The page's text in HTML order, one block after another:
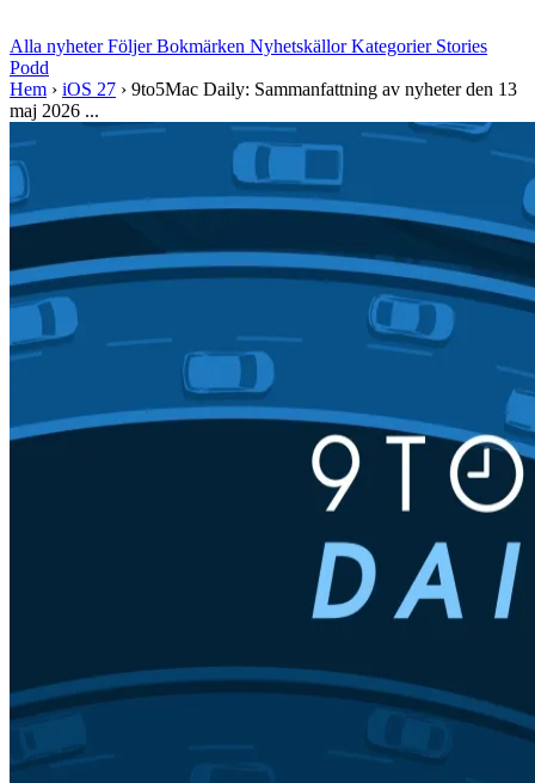
Alla nyheterFöljerBokmärken NyhetskällorKategorier Stories
Podd
Hem › iOS 27 › 9to5Mac Daily: Sammanfattning av nyheter den 13
maj 2026 ...